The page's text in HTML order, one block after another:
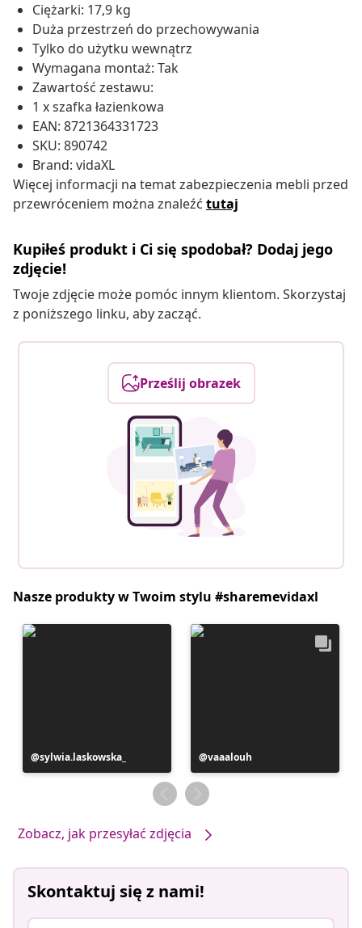
Ciężarki: 17,9 kg
Duża przestrzeń do przechowywania
Tylko do użytku wewnątrz
Wymagana montaż: Tak
Zawartość zestawu:
1 x szafka łazienkowa
EAN: 8721364331723
SKU: 890742
Brand: vidaXL
Więcej informacji na temat zabezpieczenia mebli przed
przewróceniem można znaleźć tutaj
Kupiłeś produkt i Ci się spodobał? Dodaj jego
zdjęcie!
Twoje zdjęcie może pomóc innym klientom. Skorzystaj
z poniższego linku, aby zacząć.
Prześlij obrazek
Nasze produkty w Twoim stylu #sharemevidaxl
Post
opublikowany
sylwia.laskowska_
Post
opublikowany
przez
vaaalouh
Zobacz, jak przesyłać zdjęcia
Skontaktuj się z nami!